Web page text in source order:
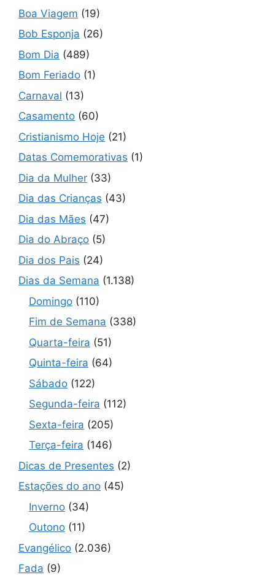
Boa Viagem (19)
Bob Esponja (26)
Bom Dia (489)
Bom Feriado (1)
Carnaval (13)
Casamento (60)
Cristianismo Hoje (21)
Datas Comemorativas (1)
Dia da Mulher (33)
Dia das Crianças (43)
Dia das Mães (47)
Dia do Abraço (5)
Dia dos Pais (24)
Dias da Semana (1.138)
Domingo (110)
Fim de Semana (338)
Quarta-feira (51)
Quinta-feira (64)
Sábado (122)
Segunda-feira (112)
Sexta-feira (205)
Terça-feira (146)
Dicas de Presentes (2)
Estações do ano (45)
Inverno (34)
Outono (11)
Evangélico (2.036)
Fada (9)